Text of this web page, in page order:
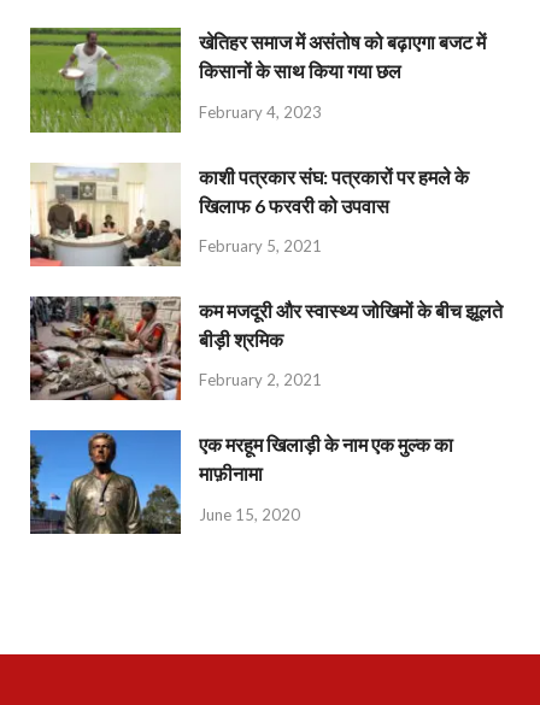
खेतिहर समाज में असंतोष को बढ़ाएगा बजट में
किसानों के साथ किया गया छल
February 4, 2023
काशी पत्रकार संघ: पत्रकारों पर हमले के
खिलाफ 6 फरवरी को उपवास
February 5, 2021
कम मजदूरी और स्वास्थ्य जोखिमों के बीच झूलते
बीड़ी श्रमिक
February 2, 2021
एक मरहूम खिलाड़ी के नाम एक मुल्क का
माफ़ीनामा
June 15, 2020